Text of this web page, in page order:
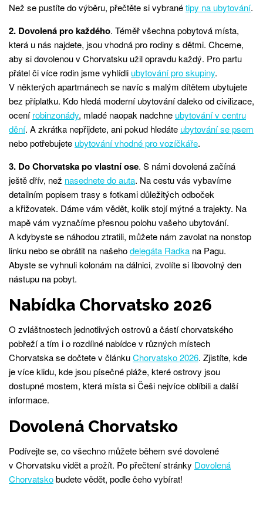
Než se pustíte do výběru, přečtěte si vybranétipy na ubytování.
2. Dovolená pro každého. Téměř všechna pobytová místa,
která u nás najdete, jsou vhodná pro rodiny s dětmi. Chceme,
aby si dovolenou v Chorvatsku užil opravdu každý. Pro partu
přátel či více rodin jsme vyhlídli ubytování pro skupiny.
V některých apartmánech se navíc s malým dítětem ubytujete
bez příplatku. Kdo hledá moderní ubytování daleko od civilizace,
ocenírobinzonády, mladé naopak nadchne ubytování v centru
dění. A zkrátka nepřijdete, ani pokud hledáte ubytování se psem
nebo potřebujete ubytování vhodné pro vozíčkáře.
3. Do Chorvatska po vlastní ose. S námi dovolená začíná
ještě dřív, než nasednete do auta. Na cestu vás vybavíme
detailním popisem trasy s fotkami důležitých odboček
a křižovatek. Dáme vám vědět, kolik stojí mýtné a trajekty. Na
mapě vám vyznačíme přesnou polohu vašeho ubytování.
A kdybyste se náhodou ztratili, můžete nám zavolat na nonstop
linku nebo se obrátit na našehodelegáta Radka na Pagu.
Abyste se vyhnuli kolonám na dálnici, zvolíte si libovolný den
nástupu na pobyt.
Nabídka Chorvatsko 2026
O zvláštnostech jednotlivých ostrovů a částí chorvatského
pobřeží a tím i o rozdílné nabídce v různých místech
Chorvatska se dočtete v článkuChorvatsko 2026. Zjistíte, kde
je více klidu, kde jsou písečné pláže, které ostrovy jsou
dostupné mostem, která místa si Češi nejvíce oblíbili a další
informace.
Dovolená Chorvatsko
Podívejte se, co všechno můžete během své dovolené
v Chorvatsku vidět a prožít. Po přečtení stránky Dovolená
Chorvatskobudete vědět, podle čeho vybírat!